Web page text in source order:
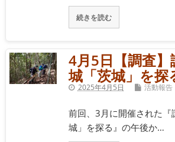
続きを読む
4月5日【調査
城「茨城」を探
2025年4月5日 活動報告
前回、3月に開催された『
城」を探る』の午後か…